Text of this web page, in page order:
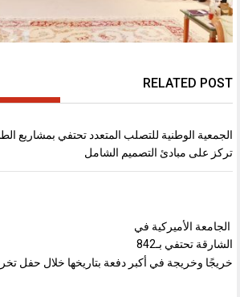
RELATED POST
الجمعية الوطنية للتصلب المتعدد تحتفي بمشاريع
تركز على مبادئ التصميم الشامل
الجامعة الأميركية في
الشارقة تحتفي بـ842
خريجًا وخريجة في أكبر دفعة بتاريخها خلال حفل تخريج